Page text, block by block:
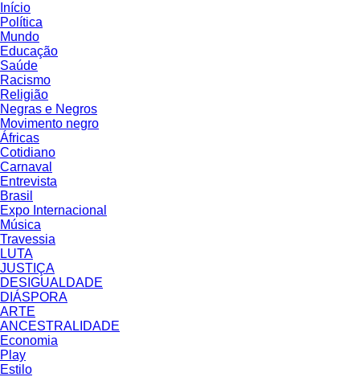
Início
Política
Mundo
Educação
Saúde
Racismo
Religião
Negras e Negros
Movimento negro
Áfricas
Cotidiano
Carnaval
Entrevista
Brasil
Expo Internacional
Música
Travessia
LUTA
JUSTIÇA
DESIGUALDADE
DIÁSPORA
ARTE
ANCESTRALIDADE
Economia
Play
Estilo